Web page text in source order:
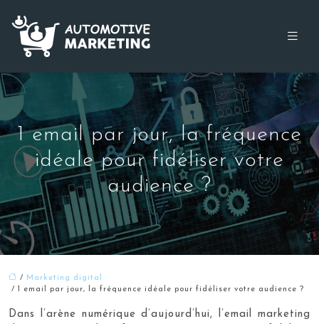
1 email par jour, la fréquence
idéale pour fidéliser votre
audience ?
/
Marketing digital
/ 1 email par jour, la fréquence idéale pour fidéliser votre audience ?
Dans l’arène numérique d’aujourd’hui, l’email marketing